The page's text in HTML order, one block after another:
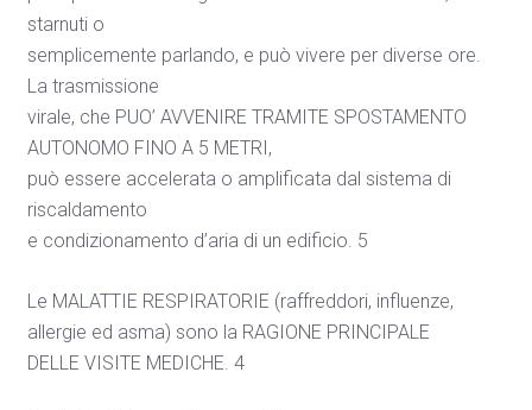
starnuti o
semplicemente parlando, e può vivere per diverse ore.
La trasmissione
virale, che PUO’ AVVENIRE TRAMITE SPOSTAMENTO
AUTONOMO FINO A 5 METRI,
può essere accelerata o amplificata dal sistema di
riscaldamento
e condizionamento d’aria di un edificio. 5
Le MALATTIE RESPIRATORIE (raffreddori, influenze,
allergie ed asma) sono la RAGIONE PRINCIPALE
DELLE VISITE MEDICHE. 4